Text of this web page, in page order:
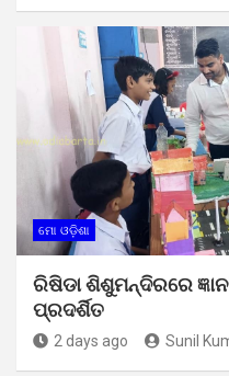
ମୋ ଓଡ଼ିଶା
ରିଷିଡା ଶିଶୁମନ୍ଦିରରେ
ପ୍ରଦର୍ଶିତ
2 days ago Sunil